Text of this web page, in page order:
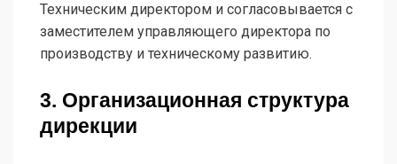
Техническим директором и согласовывается с
заместителем управляющего директора по
производству и техническому развитию.
3. Организационная структура
дирекции